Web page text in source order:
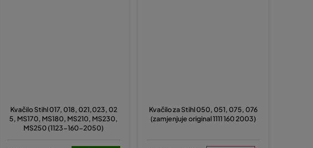
Kvačilo Stihl 017, 018, 021,023, 02
5, MS170, MS180, MS210, MS230,
MS250 (1123-160-2050)
Kvačilo za Stihl 050, 051, 075, 076
(zamjenjuje original 1111 160 2003)
ocjena
proizvoda
je